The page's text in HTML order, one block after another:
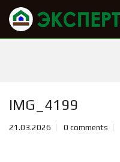
IMG_4199
21.03.2026 0 comments